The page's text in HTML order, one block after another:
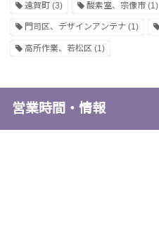
遠賀町 (3) 酸素室、宗像市(1)
門司区、デザインアンテナ (1)
高所作業、若松区 (1)
営業時間・情報